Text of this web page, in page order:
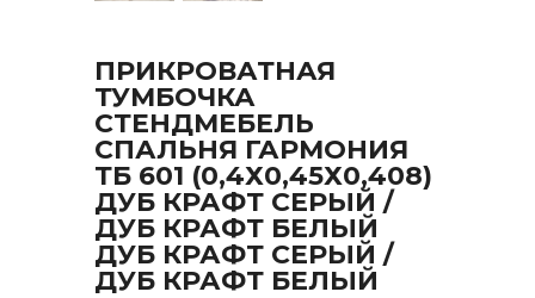
ПРИКРОВАТНАЯ
ТУМБОЧКА
СТЕНДМЕБЕЛЬ
СПАЛЬНЯ ГАРМОНИЯ
ТБ 601 (0,4Х0,45Х0,408)
ДУБ КРАФТ СЕРЫЙ /
ДУБ КРАФТ БЕЛЫЙ
ДУБ КРАФТ СЕРЫЙ /
ДУБ КРАФТ БЕЛЫЙ